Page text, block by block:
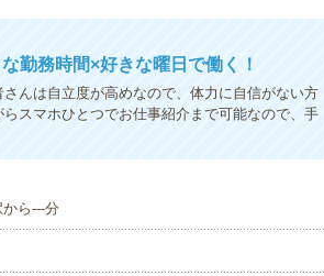
勤務時間×好きな曜日で働く！
んは自立度が高めなので、体力に自信がない方
スマホひとつでお仕事紹介まで可能なので、手
ら---分